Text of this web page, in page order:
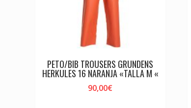
PETO/BIB TROUSERS GRUNDENS
HERKULES 16 NARANJA «TALLA M «
90,00€